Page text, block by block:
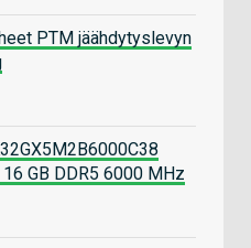
PTM jäähdytyslevyn
GB DDR5 6000 MHz